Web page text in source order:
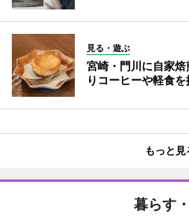
見る・遊ぶ
宮崎・門川に自家
りコーヒーや軽食を
もっと見
暮らす